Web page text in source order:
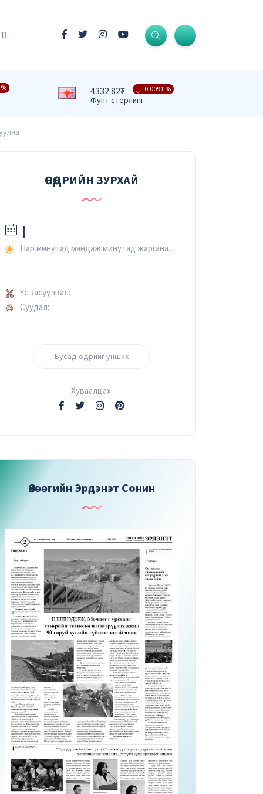
Доллар
4332.82₮ -0.0091 %
Фунт стерлинг
2.59₮
ӨНӨӨДРИЙН ЗУРХАЙ
|
Нар минутад мандаж минутад жаргана.
Үс засуулвал:
Суудал:
Бусад өдрийг унших
Хуваалцах:
Өнөөгийн Эрдэнэт Сонин